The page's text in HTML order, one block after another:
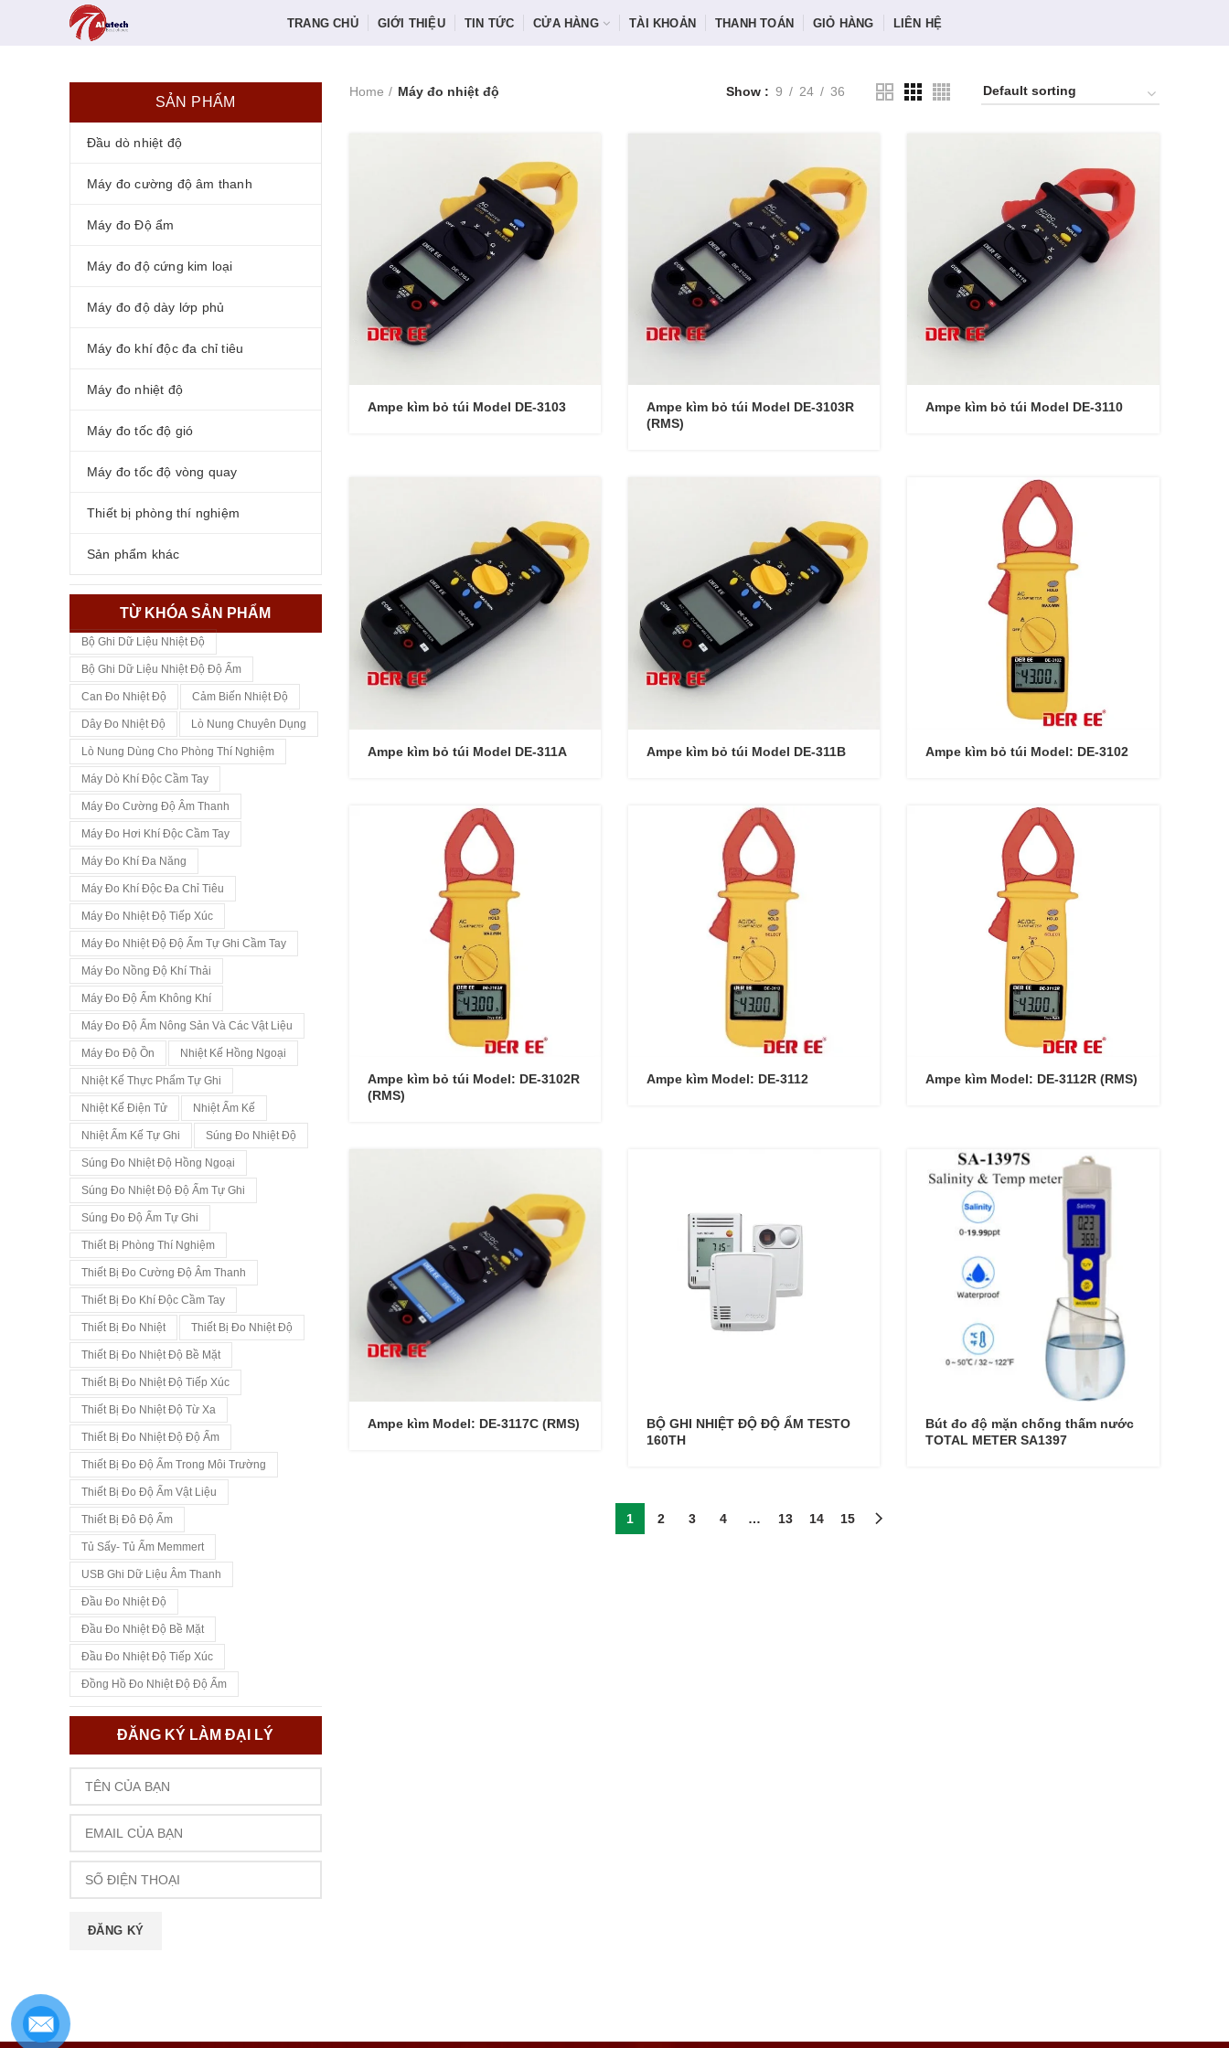
TRANG CHỦ GIỚI THIỆU TIN TỨC CỬA HÀNG TÀI KHOẢN THANH TOÁN GIỎ HÀNG LIÊN HỆ
Home Máy đo nhiệt độ Show 9 24 36
Ampe kìm bỏ túi Model DE-3103
Ampe kìm bỏ túi Model DE-3103R
(RMS)
Ampe kìm bỏ túi Model DE-3110
Ampe kìm bỏ túi Model DE-311A Ampe kìm bỏ túi Model DE-311B Ampe kìm bỏ túi Model: DE-3102
Ampe kìm bỏ túi Model: DE-3102R
(RMS)
Ampe kìm Model: DE-3112 Ampe kìm Model: DE-3112R (RMS)
Ampe kìm Model: DE-3117C (RMS)
BỘ GHI NHIỆT ĐỘ ĐỘ ẨM TESTO
160TH
Bút đo độ mặn chống thấm nước
TOTAL METER SA1397
1 2 3 4 … 13 14 15
SẢN PHẨM
Đầu dò nhiệt độ
Máy đo cường độ âm thanh
Máy đo Độ ẩm
Máy đo độ cứng kim loại
Máy đo độ dày lớp phủ
Máy đo khí độc đa chỉ tiêu
Máy đo nhiệt độ
Máy đo tốc độ gió
Máy đo tốc độ vòng quay
Thiết bị phòng thí nghiệm
Sản phẩm khác
TỪ KHÓA SẢN PHẨM
Bộ Ghi Dữ Liệu Nhiệt Độ
Bộ Ghi Dữ Liệu Nhiệt Độ Độ Ẩm
Can Đo Nhiệt Độ Cảm Biến Nhiệt Độ
Dây Đo Nhiệt Độ Lò Nung Chuyên Dụng
Lò Nung Dùng Cho Phòng Thí Nghiệm
Máy Dò Khí Độc Cầm Tay
Máy Đo Cường Độ Âm Thanh
Máy Đo Hơi Khí Độc Cầm Tay
Máy Đo Khí Đa Năng
Máy Đo Khí Độc Đa Chỉ Tiêu
Máy Đo Nhiệt Độ Tiếp Xúc
Máy Đo Nhiệt Độ Độ Ẩm Tự Ghi Cầm Tay
Máy Đo Nồng Độ Khí Thải
Máy Đo Độ Ẩm Không Khí
Máy Đo Độ Ẩm Nông Sản Và Các Vật Liệu
Máy Đo Độ Ồn Nhiệt Kế Hồng Ngoại
Nhiệt Kế Thực Phẩm Tự Ghi
Nhiệt Kế Điện Tử Nhiệt Ẩm Kế
Nhiệt Ẩm Kế Tự Ghi Súng Đo Nhiệt Độ
Súng Đo Nhiệt Độ Hồng Ngoại
Súng Đo Nhiệt Độ Độ Ẩm Tự Ghi
Súng Đo Độ Ẩm Tự Ghi
Thiết Bị Phòng Thí Nghiệm
Thiết Bị Đo Cường Độ Âm Thanh
Thiết Bị Đo Khí Độc Cầm Tay
Thiết Bị Đo Nhiệt Thiết Bị Đo Nhiệt Độ
Thiết Bị Đo Nhiệt Độ Bề Mặt
Thiết Bị Đo Nhiệt Độ Tiếp Xúc
Thiết Bị Đo Nhiệt Độ Từ Xa
Thiết Bị Đo Nhiệt Độ Độ Ẩm
Thiết Bị Đo Độ Ẩm Trong Môi Trường
Thiết Bị Đo Độ Ẩm Vật Liệu
Thiết Bị Đô Độ Ẩm
Tủ Sấy- Tủ Ấm Memmert
USB Ghi Dữ Liệu Âm Thanh
Đầu Đo Nhiệt Độ
Đầu Đo Nhiệt Độ Bề Mặt
Đầu Đo Nhiệt Độ Tiếp Xúc
Đồng Hồ Đo Nhiệt Độ Độ Ẩm
ĐĂNG KÝ LÀM ĐẠI LÝ